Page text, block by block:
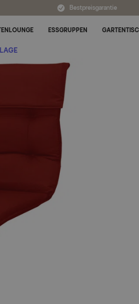
Bestpreisgarantie
ESSGRUPPEN